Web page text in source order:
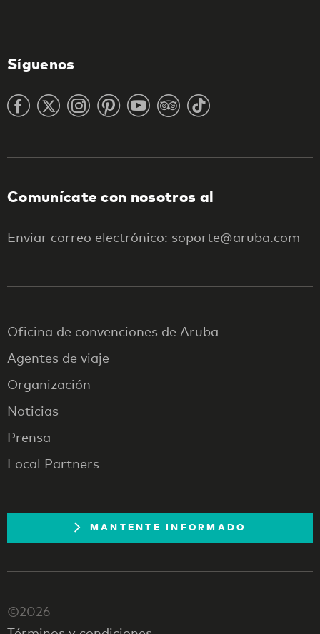
Síguenos
Comunícate con nosotros al
Enviar correo electrónico: soporte@aruba.com
Oficina de convenciones de Aruba
Agentes de viaje
Organización
Noticias
Prensa
Local Partners
MANTENTE INFORMADO
©2026